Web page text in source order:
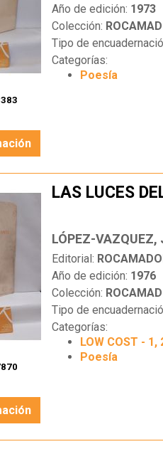
Año de edición: 1973
Colección:
Tipo de
Categorías:
Poesía
LAS LUCES
LÓPEZ-VAZQUEZ,
Editorial:
Año de edición: 1976
Colección:
Tipo de
Categorías:
LOW COST - 1,
Poesía